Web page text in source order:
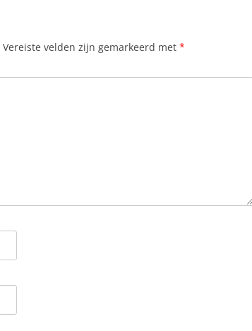
Vereiste velden zijn gemarkeerd met *